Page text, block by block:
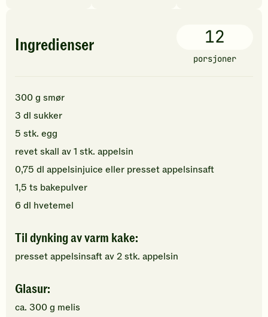
Ingredienser 12
porsjoner
300g smør
3 dl sukker
5 stk. egg
revet skall av1 stk. appelsin
0,75 dl appelsinjuice eller presset appelsinsaft
1,5 ts bakepulver
6 dl hvetemel
Til dynking av varm kake:
presset appelsinsaft av2stk. appelsin
Glasur:
ca. 300g melis